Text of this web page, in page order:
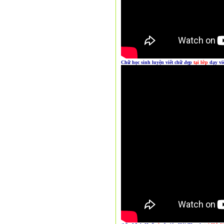
Chữ học sinh luyện viết chữ đẹp tại lớp dạy